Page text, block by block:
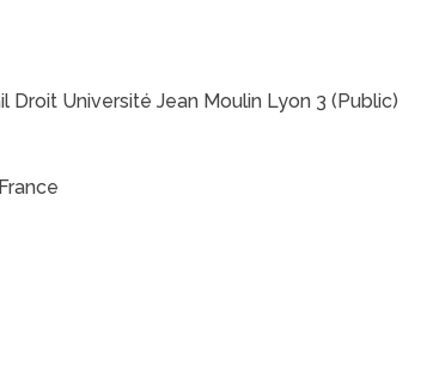
Université Jean Moulin Lyon 3 (Public)